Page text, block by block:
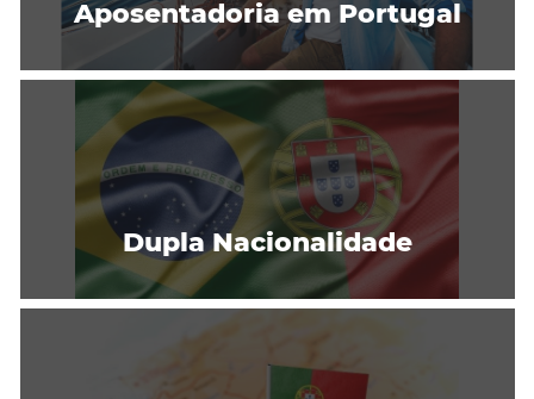
Aposentadoria em Portugal
Dupla Nacionalidade